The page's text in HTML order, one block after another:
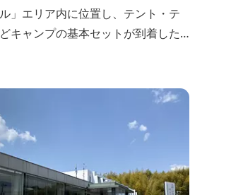
」エリア内に位置し、テント・テ
キャンプの基本セットが到着した
されているウッドデッキサイトの
です。 さらに、手ぶらでキャンプ
けるように夕食バーべキュー用の
レンタル品や国産牛BBQセットな
ご...